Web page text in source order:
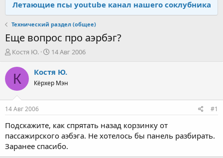
Летающие псы youtube канал нашего соклубника
Технический раздел (общее)
Еще вопрос про аэрбэг?
А
т
р
е
м
ы
Костя Ю.
Д
т
н
л
14 Авг 2006
К Костя Ю.
Кёрхер Мэн
14 Авг 2006 #1
Подскажите, как спрятать назад корзинку от
пассажирского аэбэга. Не хотелось бы панель разбирать.
Заранее спасибо.